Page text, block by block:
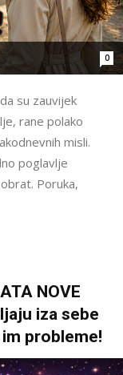
0
su zauvijek
rane polako
misli.
poglavlje
Poruka,
NOVE
iza sebe
probleme!